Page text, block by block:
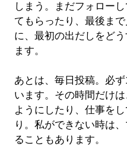
しまう。まだフォロー
てもらったり、最後ま
に、最初の出だしをど
ます。
あとは、毎日投稿。必
います。その時間だけ
ようにしたり、仕事を
り。私ができない時は
ることもあります。